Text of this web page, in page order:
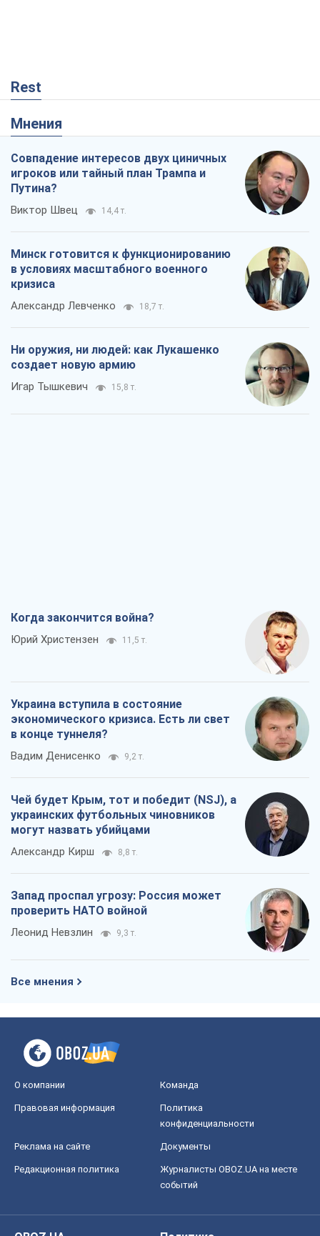
Rest
Мнения
Совпадение интересов двух циничных
игроков или тайный план Трампа и
Путина?
Виктор Швец 14,4 т.
Минск готовится к функционированию
в условиях масштабного военного
кризиса
Александр Левченко 18,7 т.
Ни оружия, ни людей: как Лукашенко
создает новую армию
Игар Тышкевич 15,8 т.
Когда закончится война?
Юрий Христензен 11,5 т.
Украина вступила в состояние
экономического кризиса. Есть ли свет
в конце туннеля?
Вадим Денисенко 9,2 т.
Чей будет Крым, тот и победит (NSJ), а
украинских футбольных чиновников
могут назвать убийцами
Александр Кирш 8,8 т.
Запад проспал угрозу: Россия может
проверить НАТО войной
Леонид Невзлин 9,3 т.
Все мнения
О компании Команда
Правовая информация
Политика
конфиденциальности
Реклама на сайте Документы
Редакционная политика
Журналисты OBOZ.UA на месте
событий